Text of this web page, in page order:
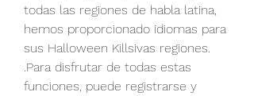
todas las regiones de habla latina,
hemos proporcionado idiomas para
sus Halloween Killsivas regiones.
.Para disfrutar de todas estas
funciones, puede registrarse y